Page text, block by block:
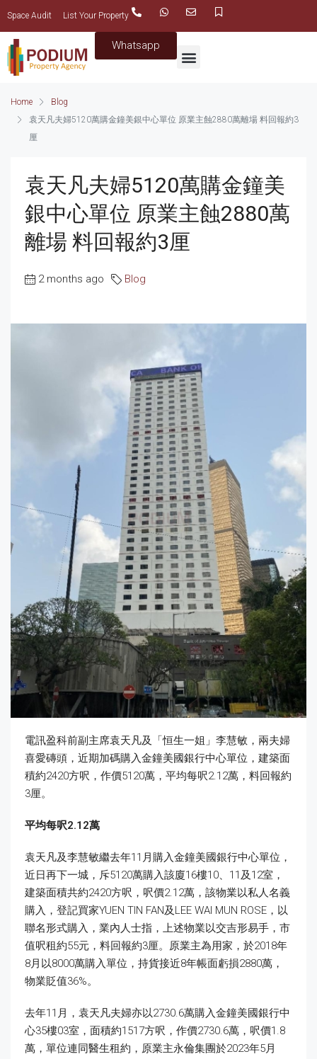
Space Audit List Your Property
Whatsapp
Home
Blog
袁天凡夫婦5120萬購金鐘美銀中心單位 原業主蝕2880萬離場 料回報約3
厘
袁天凡夫婦5120萬購金鐘美
銀中心單位 原業主蝕2880萬
離場 料回報約3厘
2 months ago Blog
電訊盈科前副主席袁天凡及「恒生一姐」李慧敏，兩夫婦
喜愛磚頭，近期加碼購入金鐘美國銀行中心單位，建築面
積約2420方呎，作價5120萬，平均每呎2.12萬，料回報約
3厘。
平均每呎2.12萬
袁天凡及李慧敏繼去年11月購入金鐘美國銀行中心單位，
近日再下一城，斥5120萬購入該廈16樓10、11及12室，
建築面積共約2420方呎，呎價2.12萬，該物業以私人名義
購入，登記買家YUEN TIN FAN及LEE WAI MUN ROSE，以
聯名形式購入，業內人士指，上述物業以交吉形易手，市
值呎租約55元，料回報約3厘。原業主為用家，於2018年
8月以8000萬購入單位，持貨接近8年帳面虧損2880萬，
物業貶值36%。
去年11月，袁天凡夫婦亦以2730.6萬購入金鐘美國銀行中
心35樓03室，面積約1517方呎，作價2730.6萬，呎價1.8
萬，單位連同醫生租約，原業主永倫集團於2023年5月